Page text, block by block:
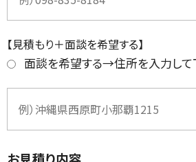
【見積もり＋面談を希望する】
面談を希望する→住所を入力して